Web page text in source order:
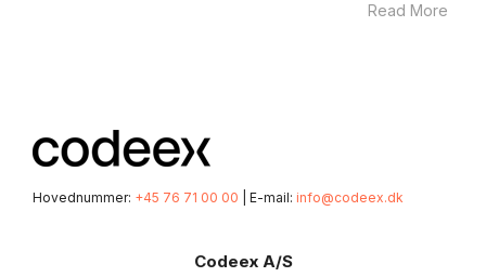
Read More
Hovednummer: +45 76 71 00 00 | E-mail: info@codeex.dk
Codeex A/S